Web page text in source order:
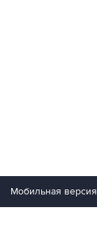
Мобильная версия